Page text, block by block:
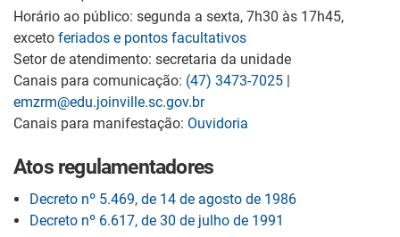
Horário ao público: segunda a sexta, 7h30 às 17h45,
exceto feriados e pontos facultativos
Setor de atendimento: secretaria da unidade
Canais para comunicação: (47) 3473-7025 |
emzrm@edu.joinville.sc.gov.br
Canais para manifestação: Ouvidoria
Atos regulamentadores
Decreto nº 5.469, de 14 de agosto de 1986
Decreto nº 6.617, de 30 de julho de 1991